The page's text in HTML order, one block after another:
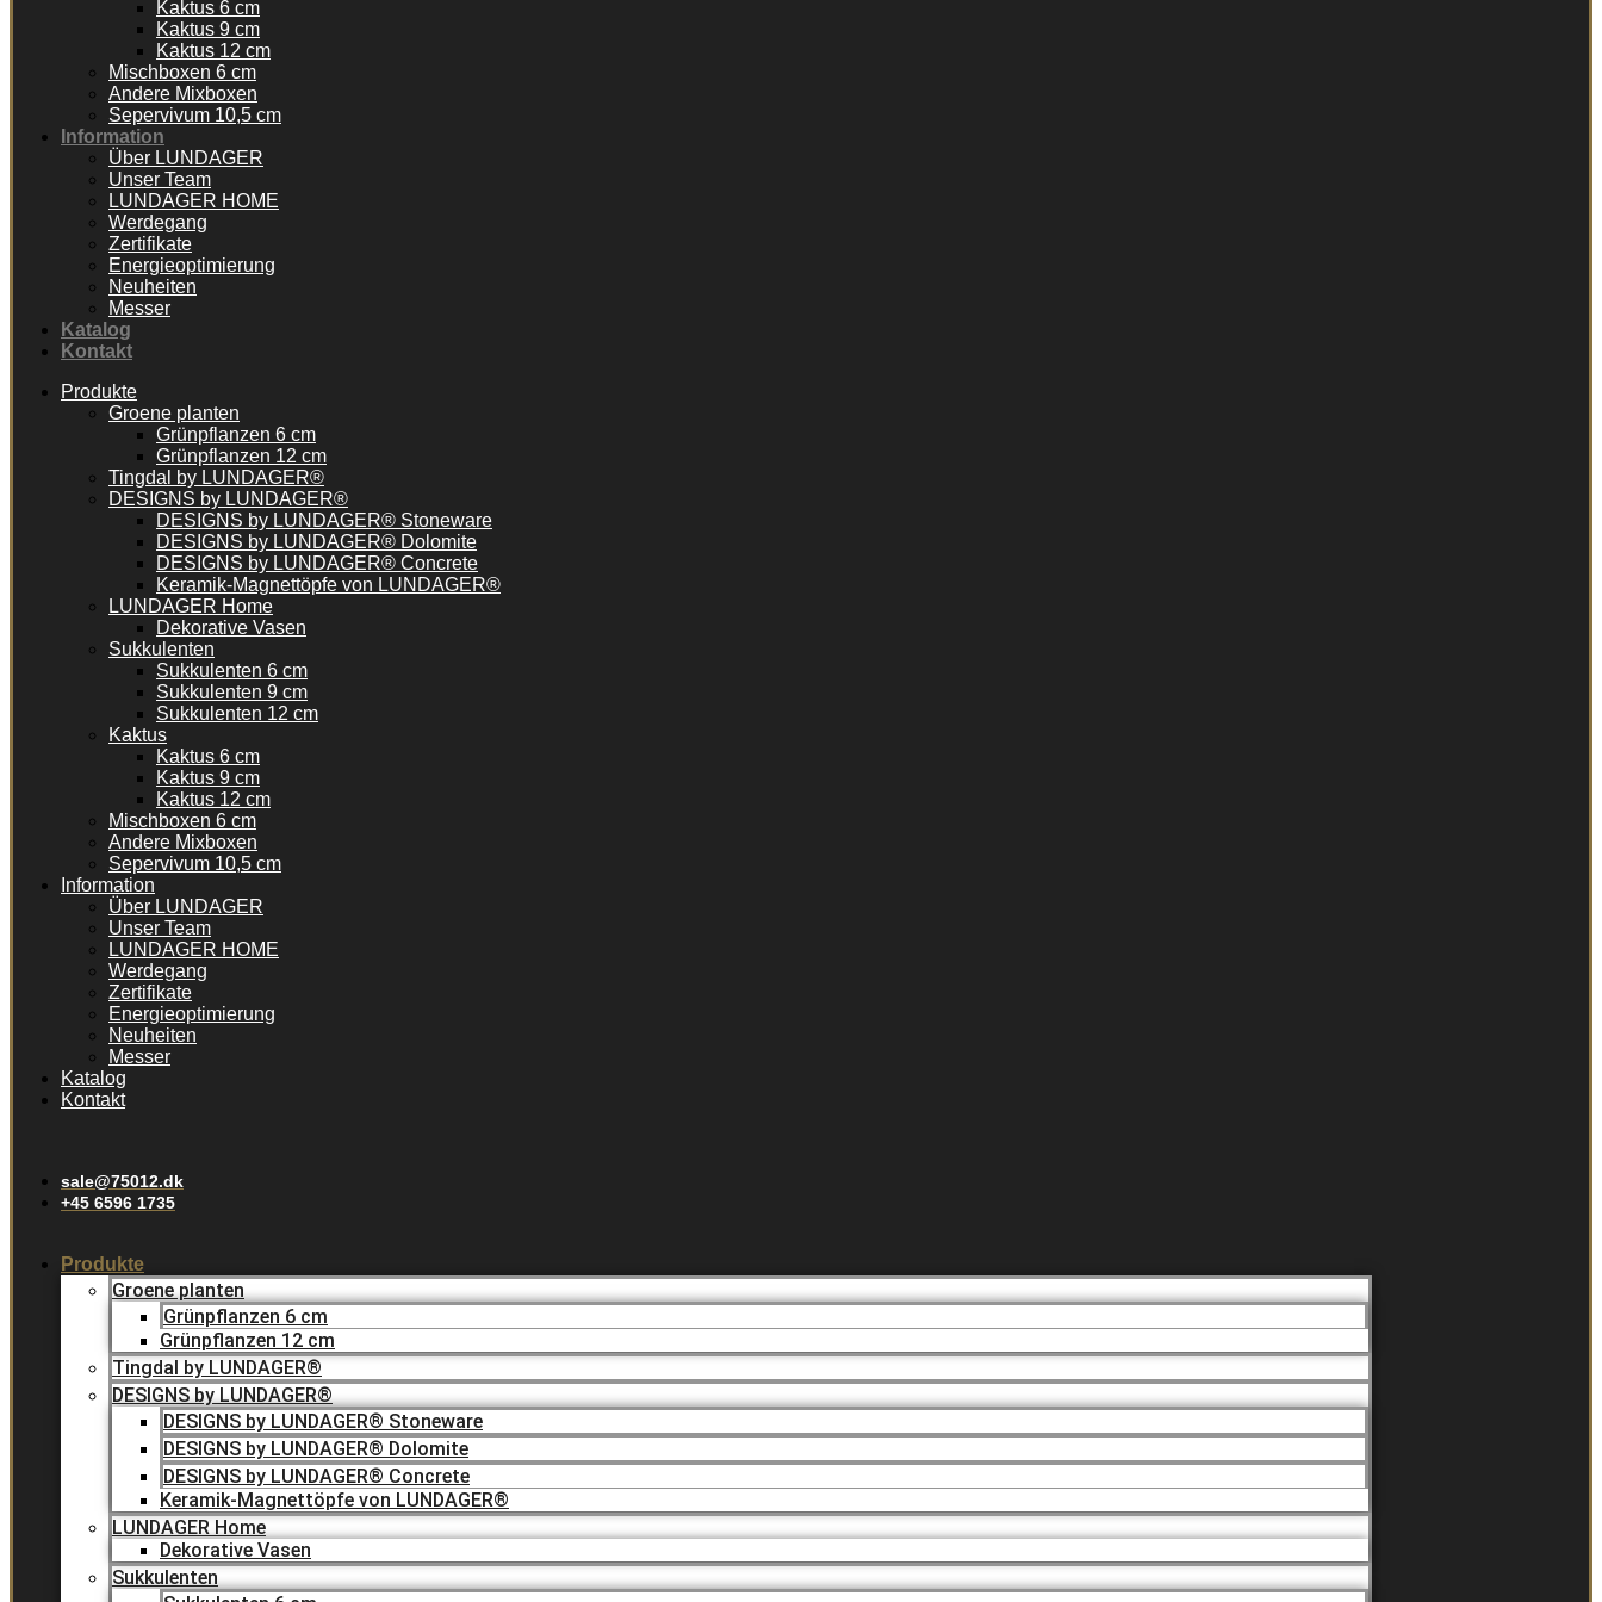
Kaktus 6 cm
Kaktus 9 cm
Kaktus 12 cm
Mischboxen 6 cm
Andere Mixboxen
Sepervivum 10,5 cm
Information
Über LUNDAGER
Unser Team
LUNDAGER HOME
Werdegang
Zertifikate
Energieoptimierung
Neuheiten
Messer
Katalog
Kontakt
Produkte
Groene planten
Grünpflanzen 6 cm
Grünpflanzen 12 cm
Tingdal by LUNDAGER®
DESIGNS by LUNDAGER®
DESIGNS by LUNDAGER® Stoneware
DESIGNS by LUNDAGER® Dolomite
DESIGNS by LUNDAGER® Concrete
Keramik-Magnettöpfe von LUNDAGER®
LUNDAGER Home
Dekorative Vasen
Sukkulenten
Sukkulenten 6 cm
Sukkulenten 9 cm
Sukkulenten 12 cm
Kaktus
Kaktus 6 cm
Kaktus 9 cm
Kaktus 12 cm
Mischboxen 6 cm
Andere Mixboxen
Sepervivum 10,5 cm
Information
Über LUNDAGER
Unser Team
LUNDAGER HOME
Werdegang
Zertifikate
Energieoptimierung
Neuheiten
Messer
Katalog
Kontakt
sale@75012.dk
+45 6596 1735
Produkte
Groene planten
Grünpflanzen 6 cm
Grünpflanzen 12 cm
Tingdal by LUNDAGER®
DESIGNS by LUNDAGER®
DESIGNS by LUNDAGER® Stoneware
DESIGNS by LUNDAGER® Dolomite
DESIGNS by LUNDAGER® Concrete
Keramik-Magnettöpfe von LUNDAGER®
LUNDAGER Home
Dekorative Vasen
Sukkulenten